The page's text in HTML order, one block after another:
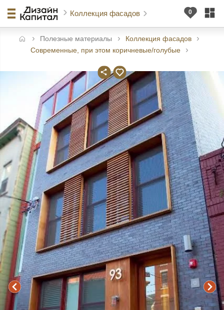
Коллекция фасадов
Полезные материалы
Коллекция фасадов
Современные, при этом коричневые/голубые